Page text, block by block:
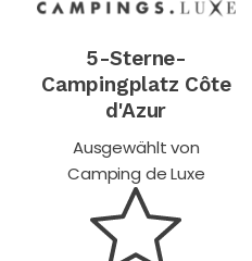
5-Sterne-
Campingplatz Côte
d'Azur
Ausgewählt von
Camping de Luxe